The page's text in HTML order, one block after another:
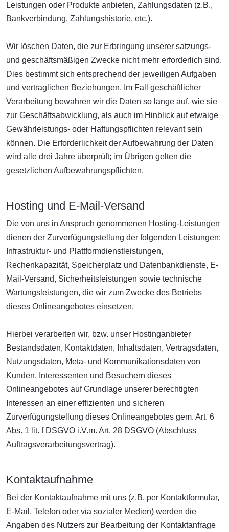
Leistungen oder Produkte anbieten, Zahlungsdaten (z.B.,
Bankverbindung, Zahlungshistorie, etc.).
Wir löschen Daten, die zur Erbringung unserer satzungs-
und geschäftsmäßigen Zwecke nicht mehr erforderlich sind.
Dies bestimmt sich entsprechend der jeweiligen Aufgaben
und vertraglichen Beziehungen. Im Fall geschäftlicher
Verarbeitung bewahren wir die Daten so lange auf, wie sie
zur Geschäftsabwicklung, als auch im Hinblick auf etwaige
Gewährleistungs- oder Haftungspflichten relevant sein
können. Die Erforderlichkeit der Aufbewahrung der Daten
wird alle drei Jahre überprüft; im Übrigen gelten die
gesetzlichen Aufbewahrungspflichten.
Hosting und E-Mail-Versand
Die von uns in Anspruch genommenen Hosting-Leistungen
dienen der Zurverfügungstellung der folgenden Leistungen:
Infrastruktur- und Plattformdienstleistungen,
Rechenkapazität, Speicherplatz und Datenbankdienste, E-
Mail-Versand, Sicherheitsleistungen sowie technische
Wartungsleistungen, die wir zum Zwecke des Betriebs
dieses Onlineangebotes einsetzen.
Hierbei verarbeiten wir, bzw. unser Hostinganbieter
Bestandsdaten, Kontaktdaten, Inhaltsdaten, Vertragsdaten,
Nutzungsdaten, Meta- und Kommunikationsdaten von
Kunden, Interessenten und Besuchern dieses
Onlineangebotes auf Grundlage unserer berechtigten
Interessen an einer effizienten und sicheren
Zurverfügungstellung dieses Onlineangebotes gem. Art. 6
Abs. 1 lit. f DSGVO i.V.m. Art. 28 DSGVO (Abschluss
Auftragsverarbeitungsvertrag).
Kontaktaufnahme
Bei der Kontaktaufnahme mit uns (z.B. per Kontaktformular,
E-Mail, Telefon oder via sozialer Medien) werden die
Angaben des Nutzers zur Bearbeitung der Kontaktanfrage